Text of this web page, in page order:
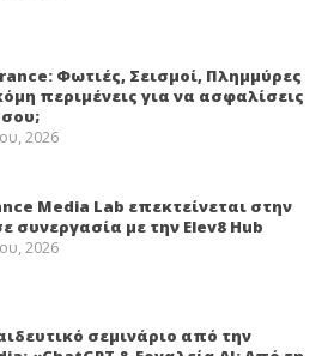
Φωτιές, Σεισμοί, Πλημμύρες
περιμένεις για να ασφαλίσεις
σου;
2026
Media Lab επεκτείνεται στην
συνεργασία με την Elev8 Hub
2026
σεμινάριο από την